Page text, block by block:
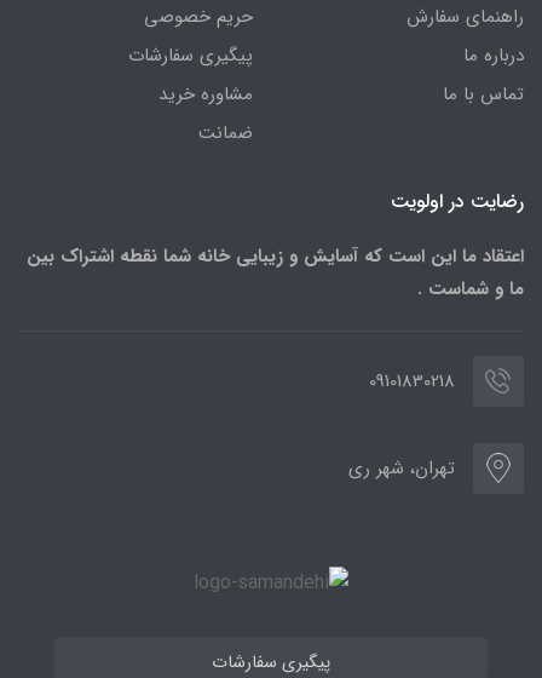
راهنمای سفارش
درباره ما
تماس با ما
حریم خصوصی
پیگیری سفارشات
مشاوره خرید
ضمانت
رضایت در اولویت
اعتقاد ما این است که آسایش و زیبایی خانه شما نقطه اشتراک بین
ما و شماست .
09101830218
تهران، شهر ری
پیگیری سفارشات